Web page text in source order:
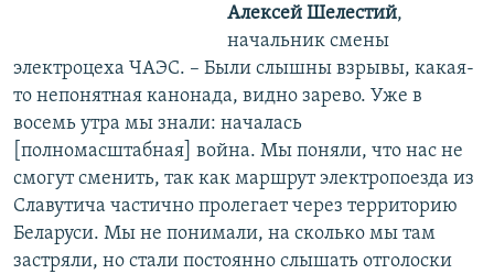
Алексей Шелестий,
начальник смены
электроцеха ЧАЭС. – Были слышны взрывы, какая-
то непонятная канонада, видно зарево. Уже в
восемь утра мы знали: началась
[полномасштабная] война. Мы поняли, что нас не
смогут сменить, так как маршрут электропоезда из
Славутича частично пролегает через территорию
Беларуси. Мы не понимали, на сколько мы там
застряли, но стали постоянно слышать отголоски